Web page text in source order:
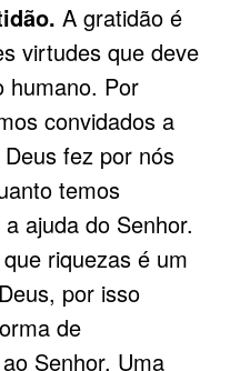
A gratidão é
virtudes que deve
humano. Por
convidados a
fez por nós
temos
ajuda do Senhor.
riquezas é um
por isso
de
Senhor. Uma